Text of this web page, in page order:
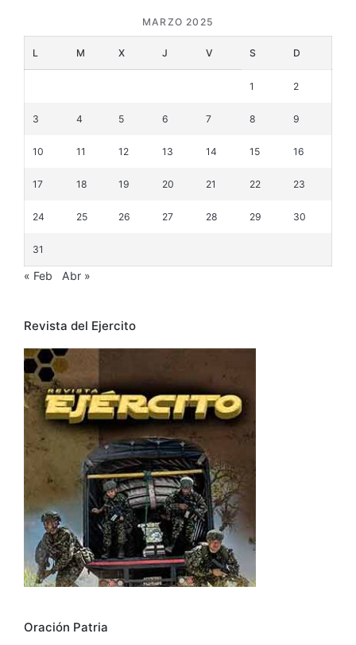
MARZO 2025
L M X J V S D
1 2
3 4 5 6 7 8 9
10 11 12 13 14 15 16
17 18 19 20 21 22 23
24 25 26 27 28 29 30
31
« Feb Abr »
Revista del Ejercito
Oración Patria